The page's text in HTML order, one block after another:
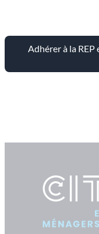
Adhérer à la REP